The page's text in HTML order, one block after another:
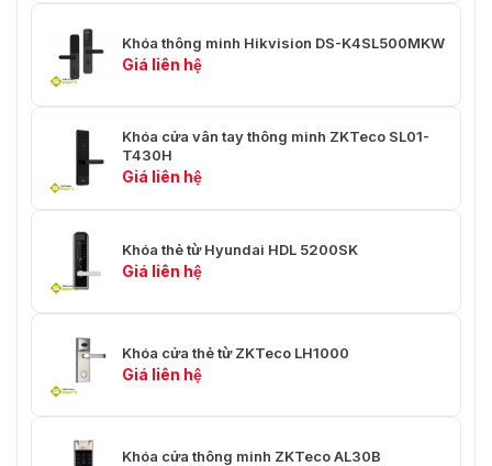
Khóa thông minh Hikvision DS-K4SL500MKW
Giá liên hệ
Khóa cửa vân tay thông minh ZKTeco SL01-
T430H
Giá liên hệ
Khóa thẻ từ Hyundai HDL 5200SK
Giá liên hệ
Khóa cửa thẻ từ ZKTeco LH1000
Giá liên hệ
Khóa cửa thông minh ZKTeco AL30B